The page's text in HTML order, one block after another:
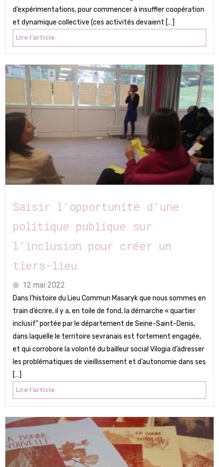
d’expérimentations, pour commencer à insuffler coopération
et dynamique collective (ces activités devaient […]
Lire l'article
Saisir l’opportunité d’une
politique publique sur
l’inclusion pour créer un
tiers-lieu
12 mai 2022
Dans l’histoire du Lieu Commun Masaryk que nous sommes en
train d’écrire, il y a, en toile de fond, la démarche « quartier
inclusif” portée par le département de Seine-Saint-Denis,
dans laquelle le territoire sevranais est fortement engagée,
et qui corrobore la volonté du bailleur social Vilogia d’adresser
les problématiques de vieillissement et d’autonomie dans ses
[…]
Lire l'article